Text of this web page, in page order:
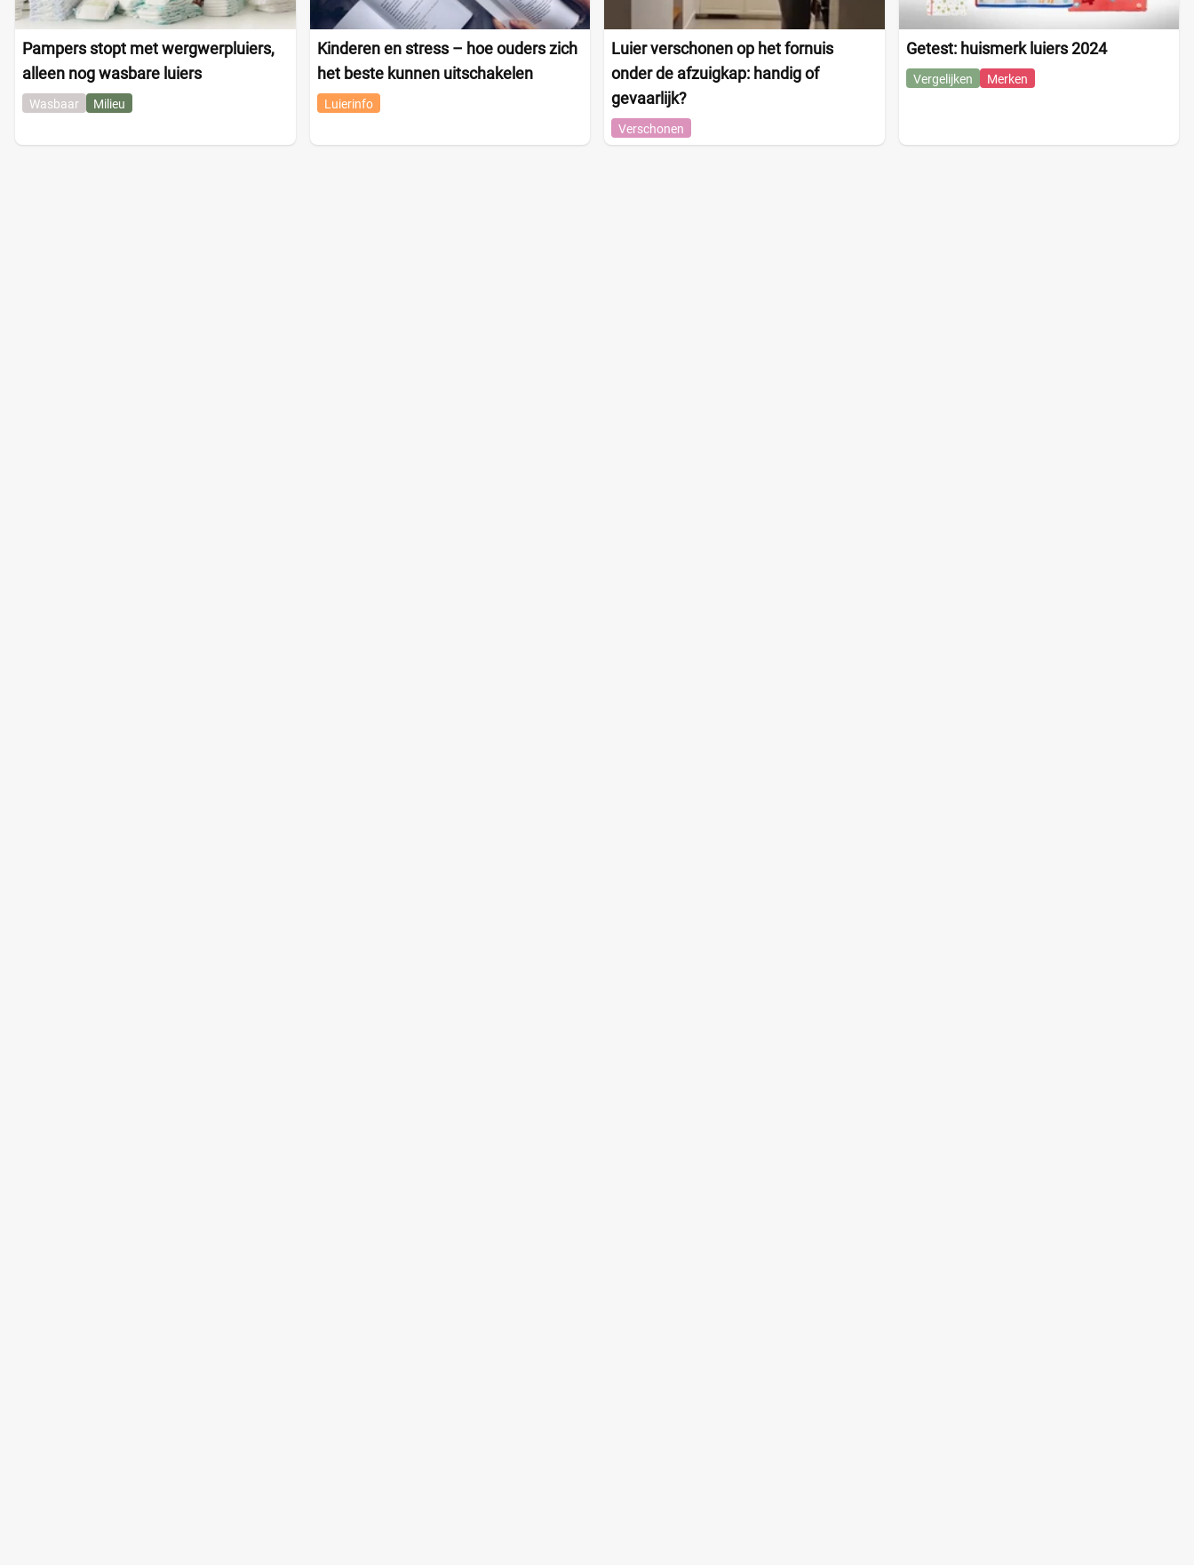
Pampers stopt met wergwerpluiers,
alleen nog wasbare luiers
Wasbaar Milieu
Kinderen en stress – hoe ouders zich
het beste kunnen uitschakelen
Luierinfo
Luier verschonen op het fornuis
onder de afzuigkap: handig of
gevaarlijk?
Verschonen
Getest: huismerk luiers 2024
Vergelijken Merken